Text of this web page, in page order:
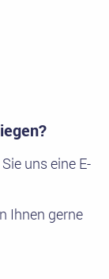
uns eine E-
Ihnen gerne